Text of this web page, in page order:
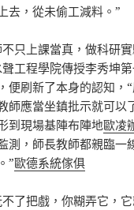
去，從未偷工減料。”
不只上課當真，做科研
工程學院傳授李秀坤
便刷新了本身的認知，
師應當坐鎮批示就可以
到現場基陣布陣地歐凌
測，師長教師都親臨一
”歐德系統傢俱
不了把戲，你糊弄它，